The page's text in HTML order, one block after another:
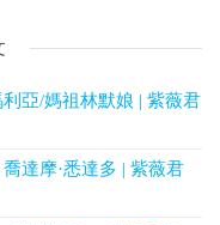
亞/媽祖林默娘 | 紫薇君
達摩·悉達多 | 紫薇君